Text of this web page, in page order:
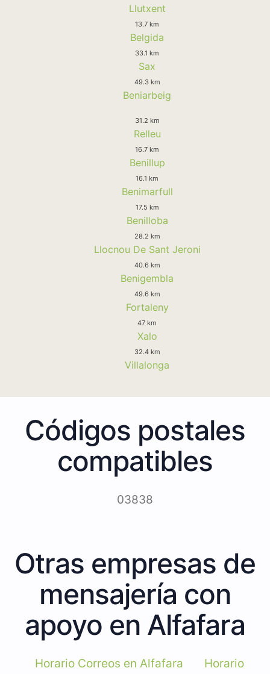
Llutxent
13.7 km
Belgida
33.1 km
Sax
49.3 km
Beniarbeig
31.2 km
Relleu
16.7 km
Benillup
16.1 km
Benimarfull
17.5 km
Benilloba
28.2 km
Llocnou De Sant Jeroni
40.6 km
Benigembla
49.6 km
Fortaleny
47 km
Xalo
32.4 km
Villalonga
Códigos postales
compatibles
03838
Otras empresas de
mensajería con
apoyo en Alfafara
Horario Correos en Alfafara
Horario